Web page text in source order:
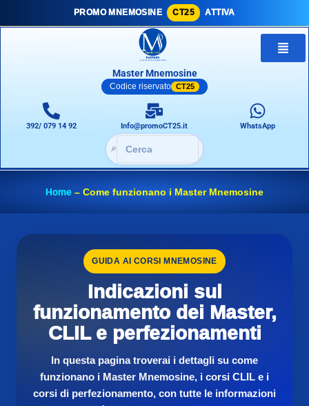
PROMO MNEMOSINE CT25 ATTIVA
Master Mnemosine
Codice riservato CT25
392/ 079 14 92 Info@promoCT25.it WhatsApp
🔎
Home – Come funzionano i Master Mnemosine
GUIDA AI CORSI MNEMOSINE
Indicazioni sul
funzionamento dei Master,
CLIL e perfezionamenti
In questa pagina troverai i dettagli su come
funzionano i Master Mnemosine, i corsi CLIL e i
corsi di perfezionamento, con tutte le informazioni